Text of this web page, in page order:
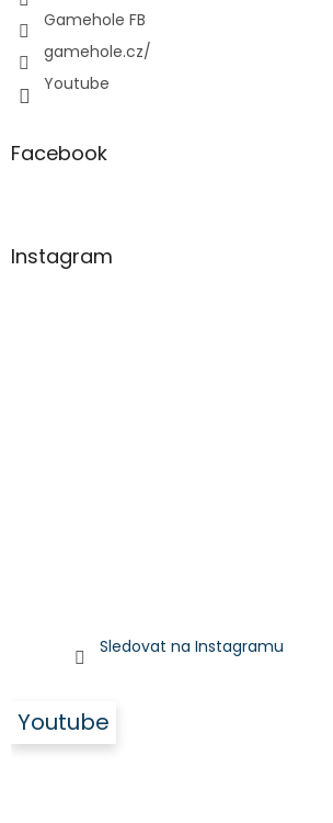
Gamehole FB
gamehole.cz/
Youtube
Facebook
Instagram
Sledovat na Instagramu
Youtube